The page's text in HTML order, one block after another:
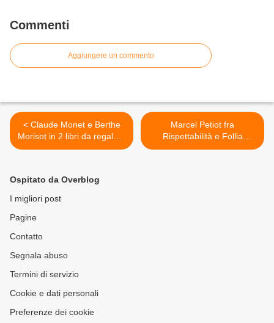
Commenti
Aggiungere un commento
< Claude Monet e Berthe
Morisot in 2 libri da regalare
a Natale
Marcel Petiot fra
Rispettabilità e Follia
Omicida >
Ospitato da Overblog
I migliori post
Pagine
Contatto
Segnala abuso
Termini di servizio
Cookie e dati personali
Preferenze dei cookie